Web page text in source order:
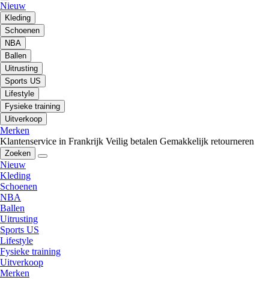
Nieuw
Kleding
Schoenen
NBA
Ballen
Uitrusting
Sports US
Lifestyle
Fysieke training
Uitverkoop
Merken
Klantenservice in Frankrijk Veilig betalen Gemakkelijk retourneren
Zoeken
Nieuw
Kleding
Schoenen
NBA
Ballen
Uitrusting
Sports US
Lifestyle
Fysieke training
Uitverkoop
Merken